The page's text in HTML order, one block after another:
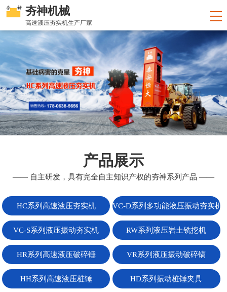
夯神机械
高速液压夯实机生产厂家
产品展示
—— 自主研发，具有完全自主知识产权的夯神系列产品 ——
HC系列高速液压夯实机 VC-D系列多功能液压振动夯实机
VC-S系列液压振动夯实机 RW系列液压岩土铣挖机
HR系列高速液压破碎锤 VR系列液压振动破碎镐
HH系列高速液压桩锤 HD系列振动桩锤夹具